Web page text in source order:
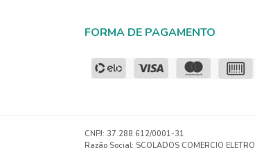
FORMA DE PAGAMENTO
CNPJ: 37.288.612/0001-31
Razão Social: SCOLADOS COMERCIO